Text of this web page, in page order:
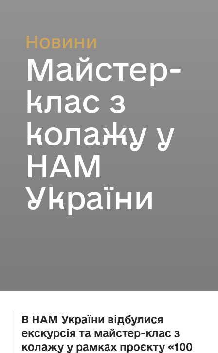
Новини
Майстер-
клас з
колажу у
НАМ
України
В НАМ України відбулися
екскурсія та майстер-клас з
колажу у рамках проєкту «100